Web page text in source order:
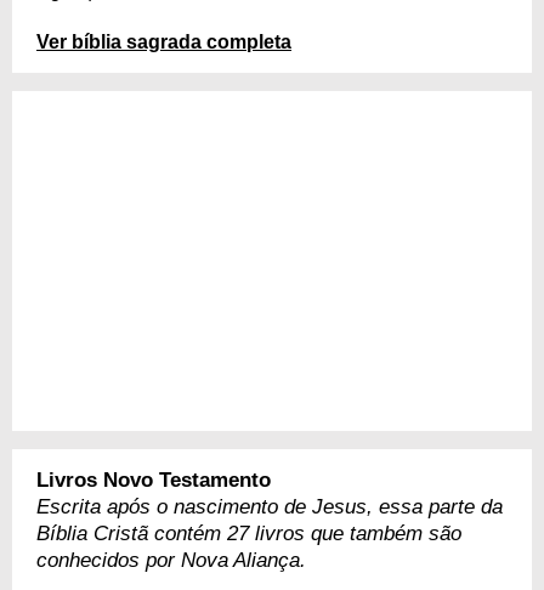
Ver bíblia sagrada completa
Livros Novo Testamento
Escrita após o nascimento de Jesus, essa parte da
Bíblia Cristã contém 27 livros que também são
conhecidos por Nova Aliança.